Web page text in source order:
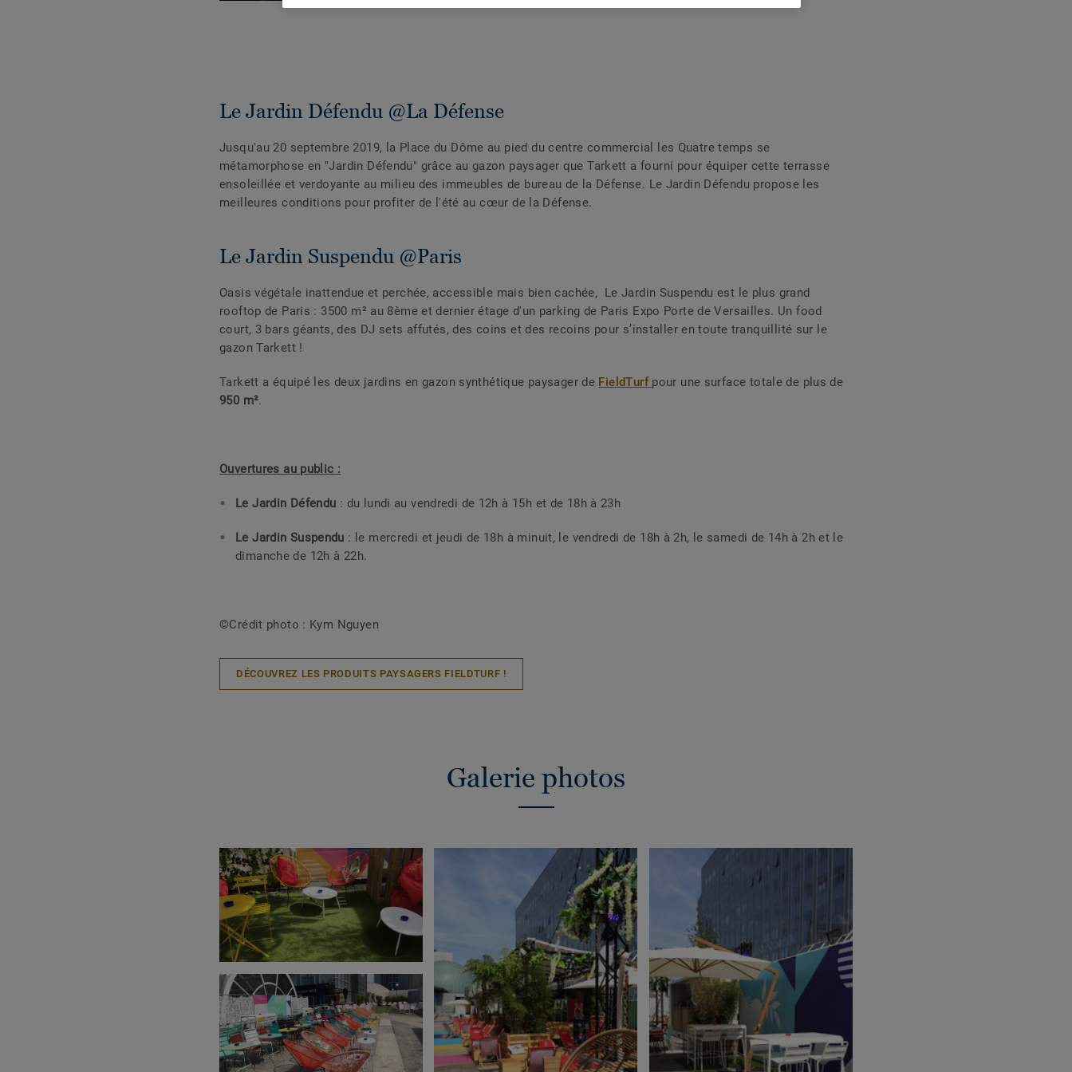
Le Jardin Défendu @La Défense
Jusqu'au 20 septembre 2019, la Place du Dôme au pied du centre commercial les Quatre temps se
métamorphose en "Jardin Défendu" grâce au gazon paysager que Tarkett a fourni pour équiper cette terrasse
ensoleillée et verdoyante au milieu des immeubles de bureau de la Défense. Le Jardin Défendu propose les
meilleures conditions pour profiter de l'été au cœur de la Défense.
Le Jardin Suspendu @Paris
Oasis végétale inattendue et perchée, accessible mais bien cachée, Le Jardin Suspendu est le plus grand
rooftop de Paris : 3500 m² au 8ème et dernier étage d'un parking de Paris Expo Porte de Versailles. Un food
court, 3 bars géants, des DJ sets affutés, des coins et des recoins pour s’installer en toute tranquillité sur le
gazon Tarkett !
Tarkett a équipé les deux jardins en gazon synthétique paysager de FieldTurf pour une surface totale de plus de
950 m².
Ouvertures au public :
Le Jardin Défendu : du lundi au vendredi de 12h à 15h et de 18h à 23h
Le Jardin Suspendu : le mercredi et jeudi de 18h à minuit, le vendredi de 18h à 2h, le samedi de 14h à 2h et le
dimanche de 12h à 22h.
©Crédit photo : Kym Nguyen
DÉCOUVREZ LES PRODUITS PAYSAGERS FIELDTURF !
Galerie photos